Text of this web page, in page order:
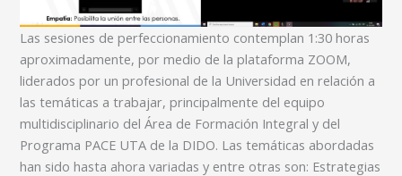
Las sesiones de perfeccionamiento contemplan 1:30 horas
aproximadamente, por medio de la plataforma ZOOM,
liderados por un profesional de la Universidad en relación a
las temáticas a trabajar, principalmente del equipo
multidisciplinario del Área de Formación Integral y del
Programa PACE UTA de la DIDO. Las temáticas abordadas
han sido hasta ahora variadas y entre otras son: Estrategias